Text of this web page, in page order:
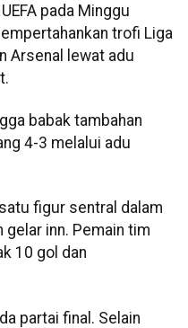
pada Minggu
trofi Liga
Arsenal lewat adu
babak tambahan
4-3 melalui adu
figur sentral dalam
gelar inn. Pemain tim
10 gol dan
partai final. Selain